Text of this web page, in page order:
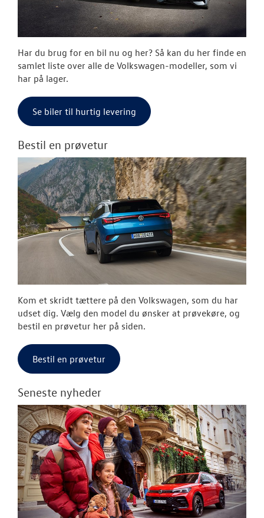
OM OS
JOB OG
Har du brug for en bil nu og her? Så kan du her finde en
samlet liste over alle de Volkswagen-modeller, som vi
har på lager.
Se biler til hurtig levering
Bestil en prøvetur
Kom et skridt tættere på den Volkswagen, som du har
udset dig. Vælg den model du ønsker at prøvekøre, og
bestil en prøvetur her på siden.
Bestil en prøvetur
Seneste nyheder